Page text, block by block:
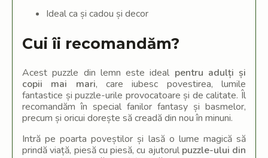
Ideal ca și cadou și decor
Cui îi recomandăm?
Acest puzzle din lemn este ideal pentru adulți și
copii mai mari, care iubesc povestirea, lumile
fantastice și puzzle-urile provocatoare și de calitate. Îl
recomandăm în special fanilor fantasy și basmelor,
precum și oricui dorește să creadă din nou în minuni.
Intră pe poarta poveștilor și lasă o lume magică să
prindă viață, piesă cu piesă, cu ajutorul puzzle-ului din